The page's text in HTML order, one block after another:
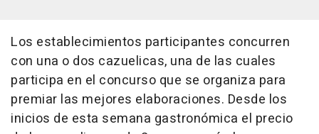
Los establecimientos participantes concurren
con una o dos cazuelicas, una de las cuales
participa en el concurso que se organiza para
premiar las mejores elaboraciones. Desde los
inicios de esta semana gastronómica el precio